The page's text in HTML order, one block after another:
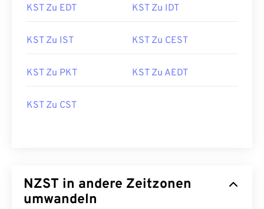
KST Zu EDT KST Zu IDT
KST Zu IST KST Zu CEST
KST Zu PKT KST Zu AEDT
KST Zu CST
NZST in andere Zeitzonen
umwandeln